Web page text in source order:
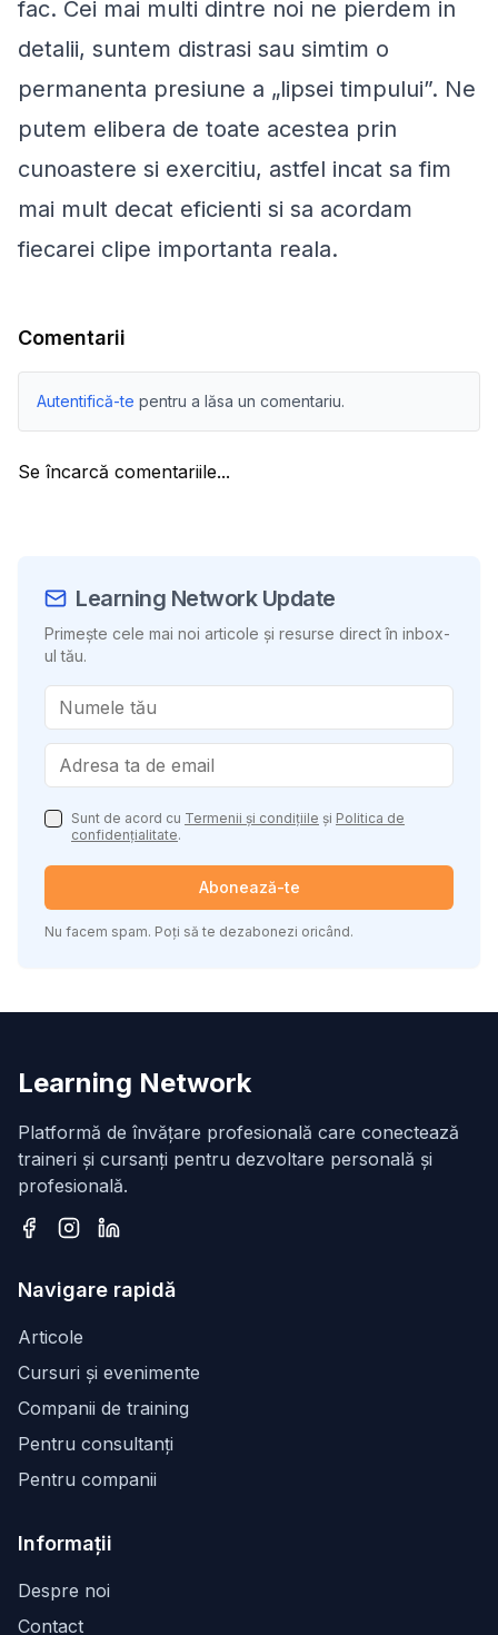
fac. Cei mai multi dintre noi ne pierdem in
detalii, suntem distrasi sau simtim o
permanenta presiune a „lipsei timpului”. Ne
putem elibera de toate acestea prin
cunoastere si exercitiu, astfel incat sa fim
mai mult decat eficienti si sa acordam
fiecarei clipe importanta reala.
Comentarii
Autentifică-te pentru a lăsa un comentariu.
Se încarcă comentariile...
Learning Network Update
Primește cele mai noi articole și resurse direct în inbox-
ul tău.
Sunt de acord cu Termenii și condițiile și Politica de
confidențialitate.
Abonează-te
Nu facem spam. Poți să te dezabonezi oricând.
Learning Network
Platformă de învățare profesională care conectează
traineri și cursanți pentru dezvoltare personală și
profesională.
Navigare rapidă
Articole
Cursuri și evenimente
Companii de training
Pentru consultanți
Pentru companii
Informații
Despre noi
Contact